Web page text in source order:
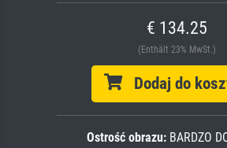
€ 134.25
(Enthält 23% MwSt.)
Dodaj do
Ostrość obrazu:BARDZO